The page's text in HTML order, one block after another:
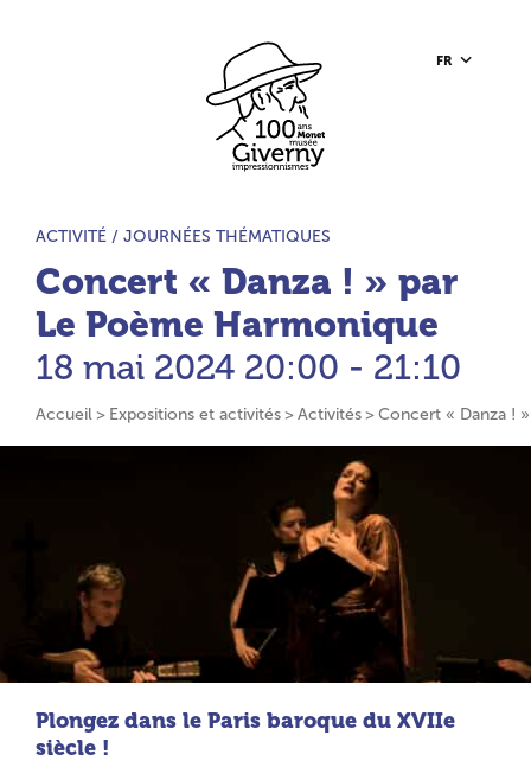
FR
Accueil du site
TYPE D’ACTIVITÉ :
ACTIVITÉ /JOURNÉES THÉMATIQUES
Concert « Danza ! » par
Le Poème Harmonique
18 mai 2024 20:00 - 21:10
Accueil Expositions et activités Activités Concert « Danza !
Plongez dans le Paris baroque du XVIIe
siècle !